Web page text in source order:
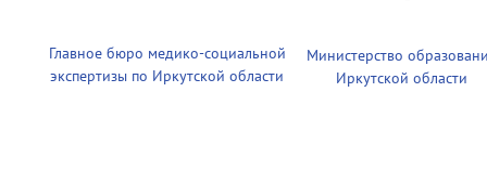
Главное бюро медико-социальной
экспертизы по Иркутской области
Министерство
Иркутской области